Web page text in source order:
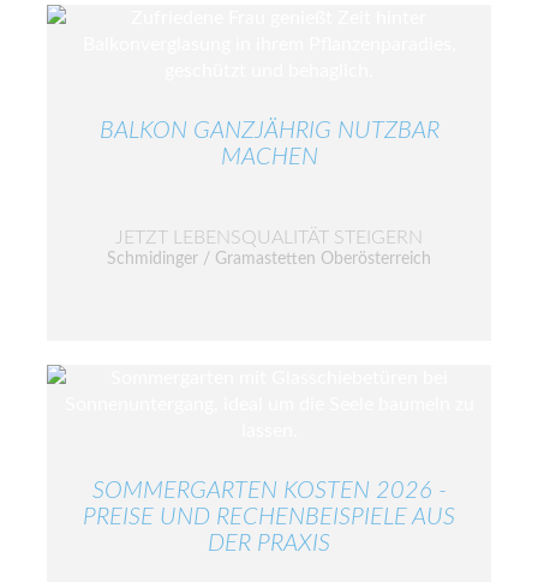
BALKON GANZJÄHRIG NUTZBAR
MACHEN
JETZT LEBENSQUALITÄT STEIGERN
Schmidinger / Gramastetten Oberösterreich
SOMMERGARTEN KOSTEN 2026 -
PREISE UND RECHENBEISPIELE AUS
DER PRAXIS